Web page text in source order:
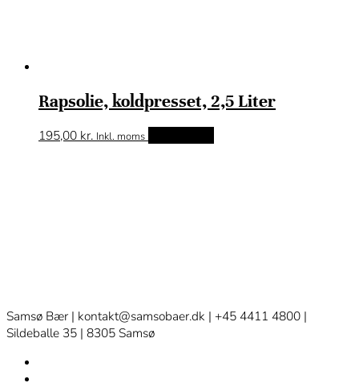
Rapsolie, koldpresset, 2,5 Liter
195,00 kr. Inkl. moms
Samsø Bær | kontakt@samsobaer.dk | +45 4411 4800 |
Sildeballe 35 | 8305 Samsø